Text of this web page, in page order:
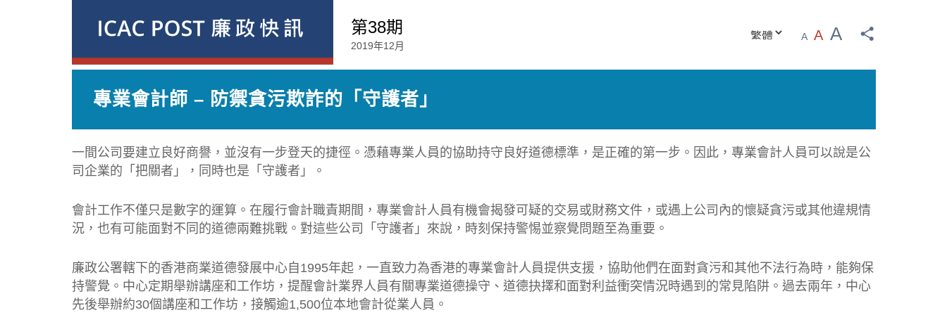
第38期
2019年12月
A A A
專業會計師 – 防禦貪污欺詐的「守護者」
一間公司要建立良好商譽，並沒有一步登天的捷徑。憑藉專業人員的協助持守良好道德標準，是正確的第一步。因此，專業會計人員可以說是公
司企業的「把關者」，同時也是「守護者」。
會計工作不僅只是數字的運算。在履行會計職責期間，專業會計人員有機會揭發可疑的交易或財務文件，或遇上公司內的懷疑貪污或其他違規情
況，也有可能面對不同的道德兩難挑戰。對這些公司「守護者」來說，時刻保持警惕並察覺問題至為重要。
廉政公署轄下的香港商業道德發展中心自1995年起，一直致力為香港的專業會計人員提供支援，協助他們在面對貪污和其他不法行為時，能夠保
持警覺。中心定期舉辦講座和工作坊，提醒會計業界人員有關專業道德操守、道德抉擇和面對利益衝突情況時遇到的常見陷阱。過去兩年，中心
先後舉辦約30個講座和工作坊，接觸逾1,500位本地會計從業人員。